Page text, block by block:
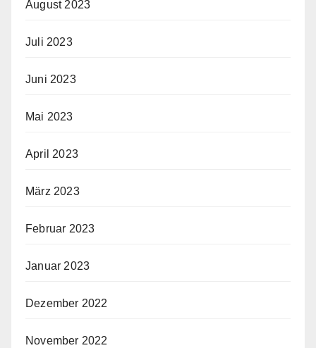
August 2023
Juli 2023
Juni 2023
Mai 2023
April 2023
März 2023
Februar 2023
Januar 2023
Dezember 2022
November 2022